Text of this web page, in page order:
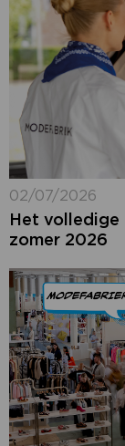
02/07/2026
Het volledige
zomer 2026